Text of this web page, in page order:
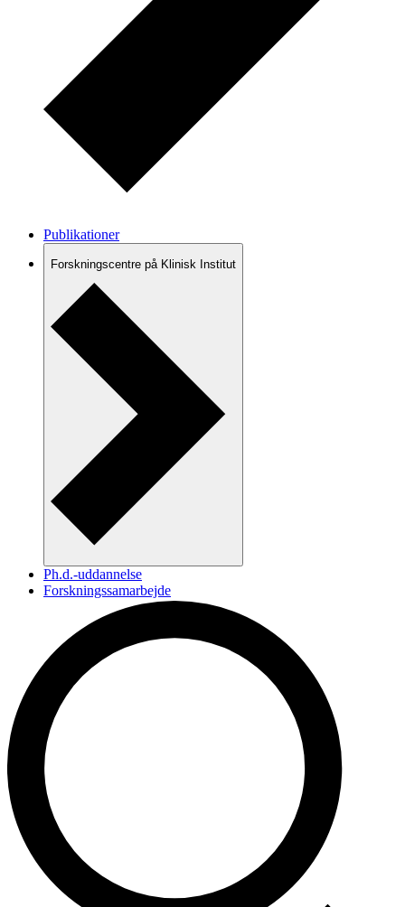
Publikationer
Forskningscentre på Klinisk Institut
Ph.d.-uddannelse
Forskningssamarbejde
Forskningsområder